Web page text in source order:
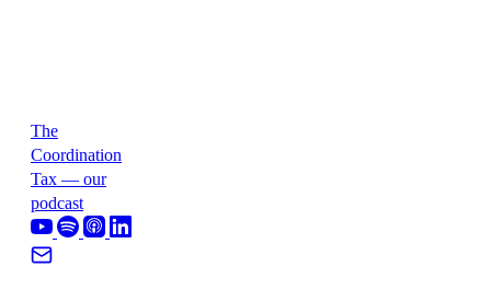
The
Coordination
Tax — our
podcast